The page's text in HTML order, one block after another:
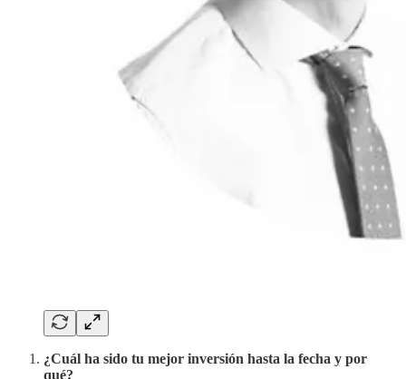
¿Cuál ha sido tu mejor inversión hasta la fecha y por
qué?